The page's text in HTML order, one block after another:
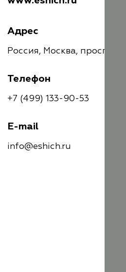
Адрес
Россия, Москва, проспект
Телефон
+7 (499) 133-90-53
E-mail
info@eshich.ru